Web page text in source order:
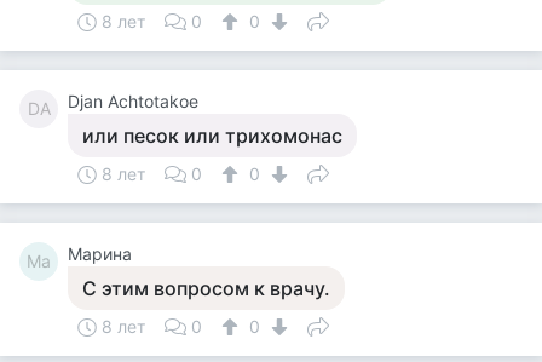
8 лет 0 0
DA Djan Achtotakoe
или песок или трихомонас
8 лет 0 0
Ма Марина
С этим вопросом к врачу.
8 лет 0 0